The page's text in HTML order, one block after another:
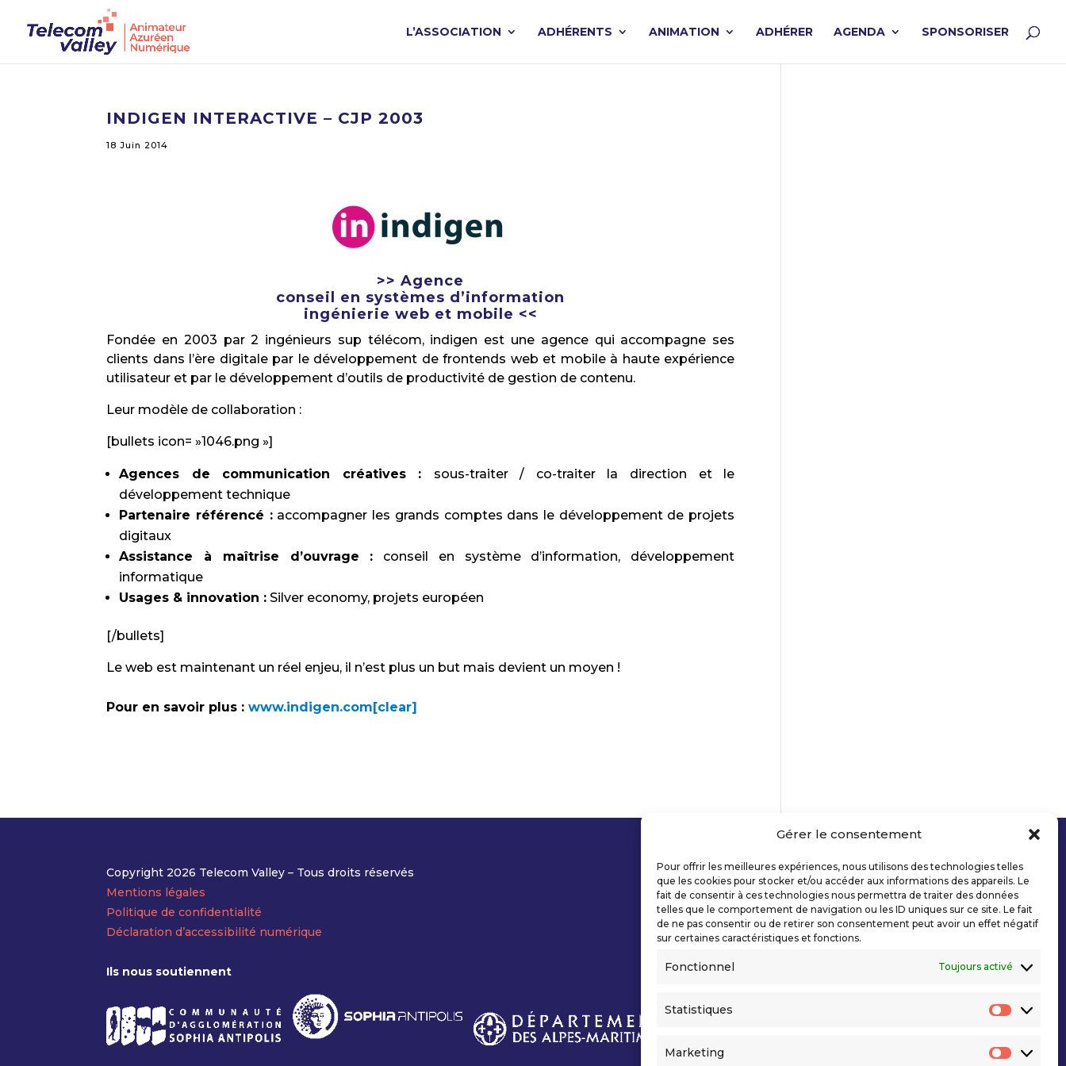
Gérer le consentement
Pour offrir les meilleures expériences, nous utilisons des technologies telles
que les cookies pour stocker et/ou accéder aux informations des appareils. Le
fait de consentir à ces technologies nous permettra de traiter des données
telles que le comportement de navigation ou les ID uniques sur ce site. Le fait
de ne pas consentir ou de retirer son consentement peut avoir un effet négatif
sur certaines caractéristiques et fonctions.
Fonctionnel Toujours activé
Statistiques
Marketing
L’ASSOCIATION ADHÉRENTS ANIMATION ADHÉRER AGENDA SPONSORISER
INDIGEN INTERACTIVE – CJP 2003
18 Juin 2014
>> Agence
conseil en systèmes d’information
ingénierie web et mobile <<
Fondée en 2003 par 2 ingénieurs sup télécom, indigen est une agence qui accompagne ses
clients dans l’ère digitale par le développement de frontends web et mobile à haute expérience
utilisateur et par le développement d’outils de productivité de gestion de contenu.
Leur modèle de collaboration :
[bullets icon= »1046.png »]
Agences de communication créatives : sous-traiter / co-traiter la direction et le
développement technique
Partenaire référencé :accompagner les grands comptes dans le développement de projets
digitaux
Assistance à maîtrise d’ouvrage : conseil en système d’information, développement
informatique
Usages & innovation : Silver economy, projets européen
[/bullets]
Le web est maintenant un réel enjeu, il n’est plus un but mais devient un moyen !
Pour en savoir plus :www.indigen.com[clear]
Copyright 2026 Telecom Valley – Tous droits réservés
Mentions légales
Politique de confidentialité
Déclaration d’accessibilité numérique
Ils nous soutiennent